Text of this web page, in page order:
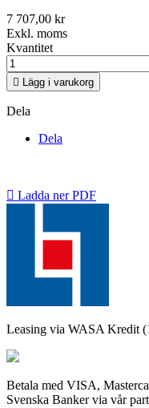
7 707,00 kr
Exkl. moms
Kvantitet
 Lägg i varukorg
Dela
Dela
 Ladda ner PDF
Leasing via WASA Kredit
Betala med VISA,
Svenska Banker via vår